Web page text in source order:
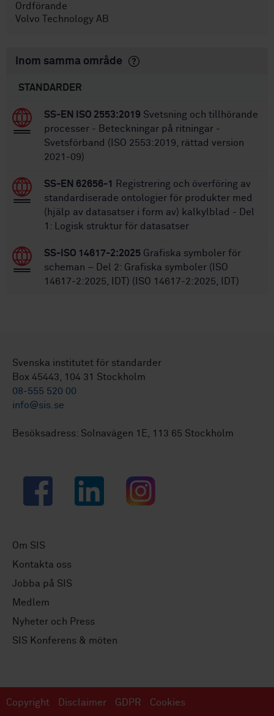
Ordförande
Volvo Technology AB
Inom samma område
STANDARDER
SS-EN ISO 2553:2019 Svetsning och tillhörande
processer - Beteckningar på ritningar -
Svetsförband (ISO 2553:2019, rättad version
2021-09)
SS-EN 62656-1
Registrering och överföring av
standardiserade ontologier för produkter med
(hjälp av datasatser i form av) kalkylblad - Del
1: Logisk struktur för datasatser
SS-ISO 14617-2:2025 Grafiska symboler för
scheman – Del 2: Grafiska symboler (ISO
14617-2:2025, IDT) (ISO 14617-2:2025, IDT)
Svenska institutet för standarder
Box 45443, 104 31 Stockholm
08-555 520 00
info@sis.se
Besöksadress: Solnavägen 1E, 113 65 Stockholm
Facebook LinkedIn Instagram
Om SIS
Kontakta oss
Jobba på SIS
Medlem
Nyheter och Press
SIS Konferens & möten
Copyright Disclaimer GDPR Cookies